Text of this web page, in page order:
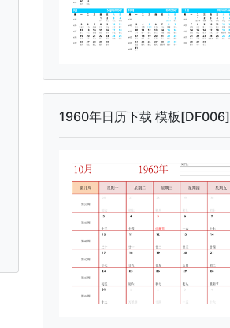
1960年日历下载 模板[DF006]